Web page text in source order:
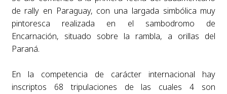
de rally en Paraguay, con una largada simbólica muy
pintoresca realizada en el sambodromo de
Encarnación, situado sobre la rambla, a orillas del
Paraná.
En la competencia de carácter internacional hay
inscriptos 68 tripulaciones de las cuales 4 son